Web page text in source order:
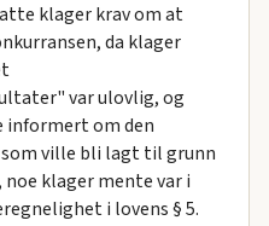
klager krav om at
da klager
var ulovlig, og
informert om den
ville bli lagt til grunn
klager mente var i
i lovens § 5.